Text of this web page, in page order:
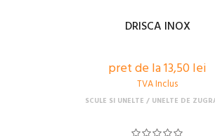
DRISCA INOX
pret de la 13,50 lei
TVA Inclus
SCULE SI UNELTE UNELTE DE